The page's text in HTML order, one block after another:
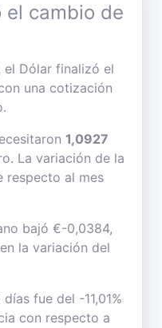
el cambio de
el Dólar finalizó el
una cotización
1,0927
La variación de la
respecto al mes
bajó €-0,0384,
la variación del
fue del -11,01%
con respecto a